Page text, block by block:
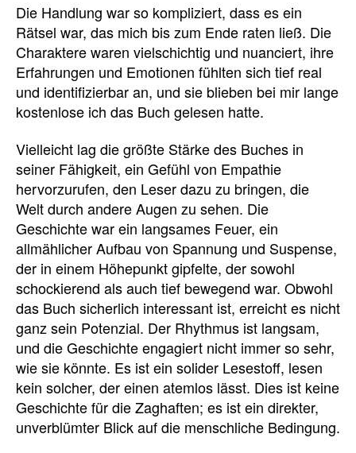
Die Handlung war so kompliziert, dass es ein
Rätsel war, das mich bis zum Ende raten ließ. Die
Charaktere waren vielschichtig und nuanciert, ihre
Erfahrungen und Emotionen fühlten sich tief real
und identifizierbar an, und sie blieben bei mir lange
kostenlose ich das Buch gelesen hatte.
Vielleicht lag die größte Stärke des Buches in
seiner Fähigkeit, ein Gefühl von Empathie
hervorzurufen, den Leser dazu zu bringen, die
Welt durch andere Augen zu sehen. Die
Geschichte war ein langsames Feuer, ein
allmählicher Aufbau von Spannung und Suspense,
der in einem Höhepunkt gipfelte, der sowohl
schockierend als auch tief bewegend war. Obwohl
das Buch sicherlich interessant ist, erreicht es nicht
ganz sein Potenzial. Der Rhythmus ist langsam,
und die Geschichte engagiert nicht immer so sehr,
wie sie könnte. Es ist ein solider Lesestoff, lesen
kein solcher, der einen atemlos lässt. Dies ist keine
Geschichte für die Zaghaften; es ist ein direkter,
unverblümter Blick auf die menschliche Bedingung.